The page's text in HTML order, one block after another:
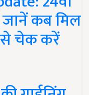
जानें कब मिल
चेक करें